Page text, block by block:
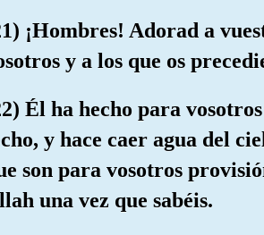
¡Hombres! Adorad a
y a los que os
Él ha hecho para
y hace caer agua del
son para vosotros
una vez que sabéis.